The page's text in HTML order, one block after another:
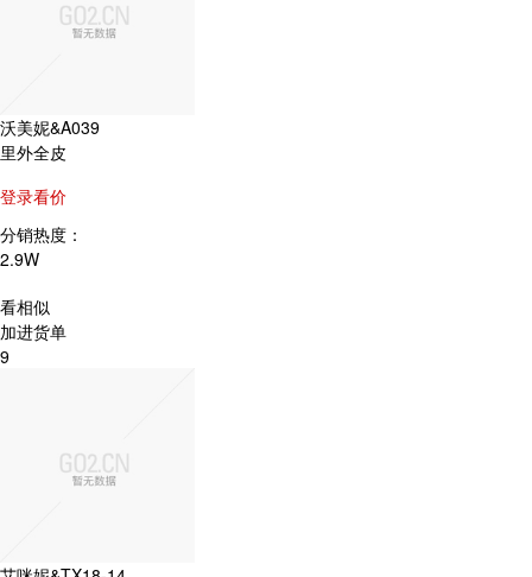
沃美妮&A039
里外全皮
登录看价
分销热度：
2.9W
看相似
加进货单
9